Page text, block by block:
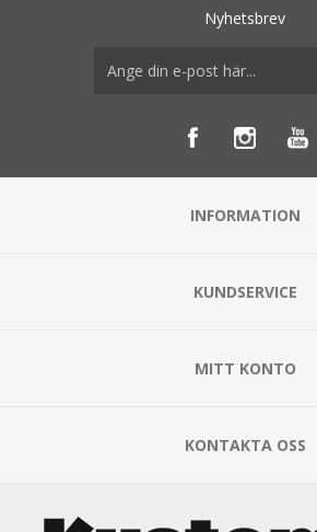
Nyhetsbrev
INFORMATION
KUNDSERVICE
MITT KONTO
KONTAKTA OSS